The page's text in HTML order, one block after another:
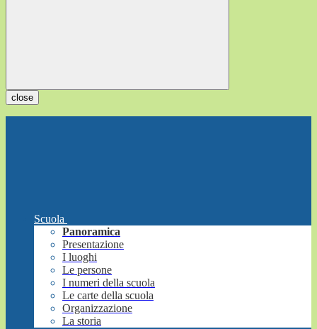
close
Scuola
Panoramica
Presentazione
I luoghi
Le persone
I numeri della scuola
Le carte della scuola
Organizzazione
La storia